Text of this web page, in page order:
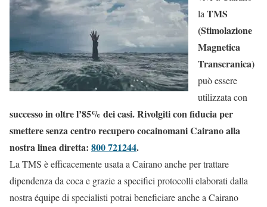
laTMS
(Stimolazione
Magnetica
Transcranica)
può essere
utilizzata con
successo in oltre l’85% dei casi. Rivolgiti con fiducia per
smettere senza centro recupero cocainomani Cairano alla
nostra linea diretta: 800 721244.
La TMS è efficacemente usata a Cairano anche per trattare
dipendenza da coca e grazie a specifici protocolli elaborati dalla
nostra équipe di specialisti potrai beneficiare anche a Cairano